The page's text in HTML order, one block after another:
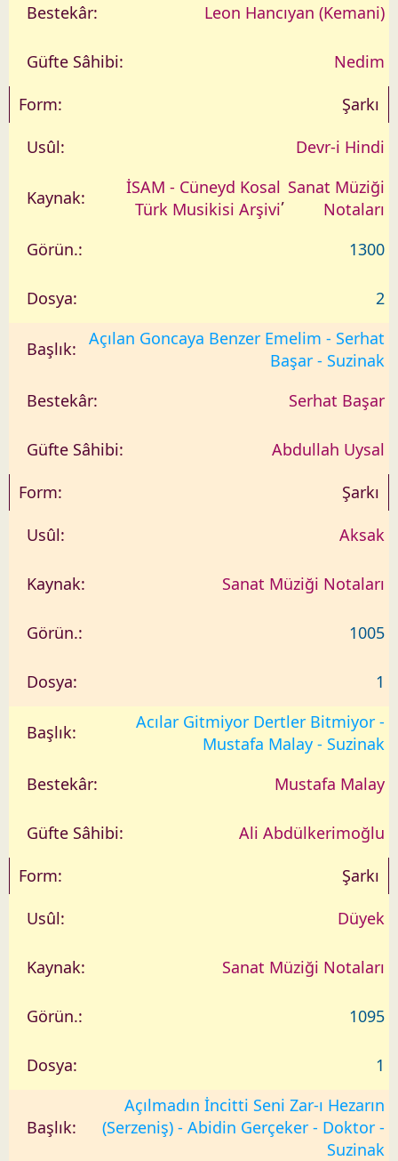
Leon Hancıyan (Kemani)
Nedim
Şarkı
Devr-i Hindi
İSAM - Cüneyd Kosal
Türk Musikisi Arşivi
,
Sanat Müziği
Notaları
1300
2
Açılan Goncaya Benzer Emelim - Serhat
Başar - Suzinak
Serhat Başar
Abdullah Uysal
Şarkı
Aksak
Sanat Müziği Notaları
1005
1
Acılar Gitmiyor Dertler Bitmiyor -
Mustafa Malay - Suzinak
Mustafa Malay
Ali Abdülkerimoğlu
Şarkı
Düyek
Sanat Müziği Notaları
1095
1
Açılmadın İncitti Seni Zar-ı Hezarın
(Serzeniş) - Abidin Gerçeker - Doktor -
Suzinak